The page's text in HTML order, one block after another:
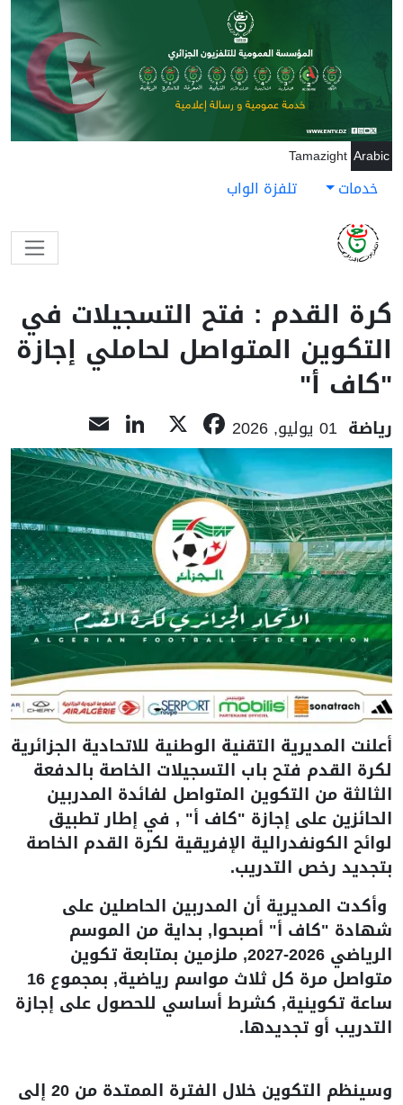
تجاوز إلى المحتوى الرئيسي
Arabic
Tamazight
خدمات تلفزة الواب
كرة القدم : فتح التسجيلات في
التكوين المتواصل لحاملي إجازة
"كاف أ"
رياضة 01 يوليو, 2026 Facebook
LinkedIn
أعلنت المديرية التقنية الوطنية للاتحادية الجزائرية
لكرة القدم فتح باب التسجيلات الخاصة بالدفعة
الثالثة من التكوين المتواصل لفائدة المدربين
الحائزين على إجازة "كاف أ" , في إطار تطبيق
لوائح الكونفدرالية الإفريقية لكرة القدم الخاصة
بتجديد رخص التدريب.
وأكدت المديرية أن المدربين الحاصلين على
شهادة "كاف أ" أصبحوا, بداية من الموسم
الرياضي 2026-2027, ملزمين بمتابعة تكوين
متواصل مرة كل ثلاث مواسم رياضية, بمجموع 16
ساعة تكوينية, كشرط أساسي للحصول على إجازة
التدريب أو تجديدها.
وسينظم التكوين خلال الفترة الممتدة من 20 إلى